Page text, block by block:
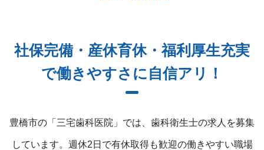
社保完備・産休育休・福利厚生充実
で働きやすさに自信アリ！
豊橋市の「三宅歯科医院」では、歯科衛生士の求人を募集
しています。 週休2日で有休取得も歓迎の働きやすい職場